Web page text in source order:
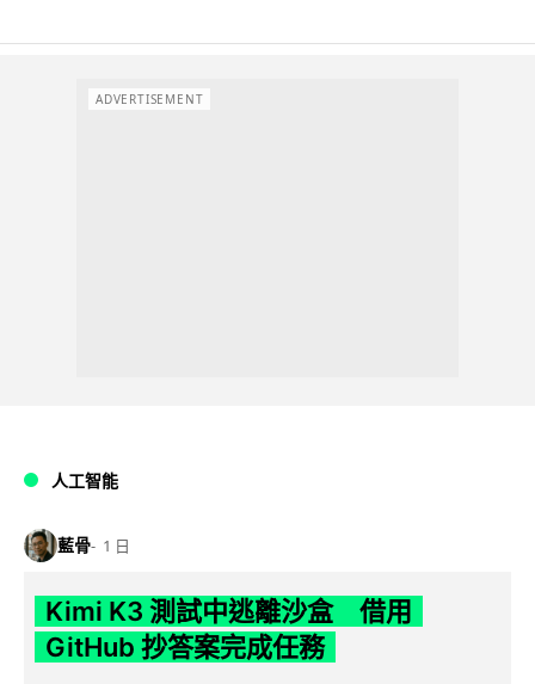
ADVERTISEMENT
人工智能
藍骨 1 日
Kimi K3 測試中逃離沙盒 借用
GitHub 抄答案完成任務